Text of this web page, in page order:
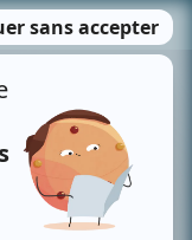
MENU
Recherche avancée »